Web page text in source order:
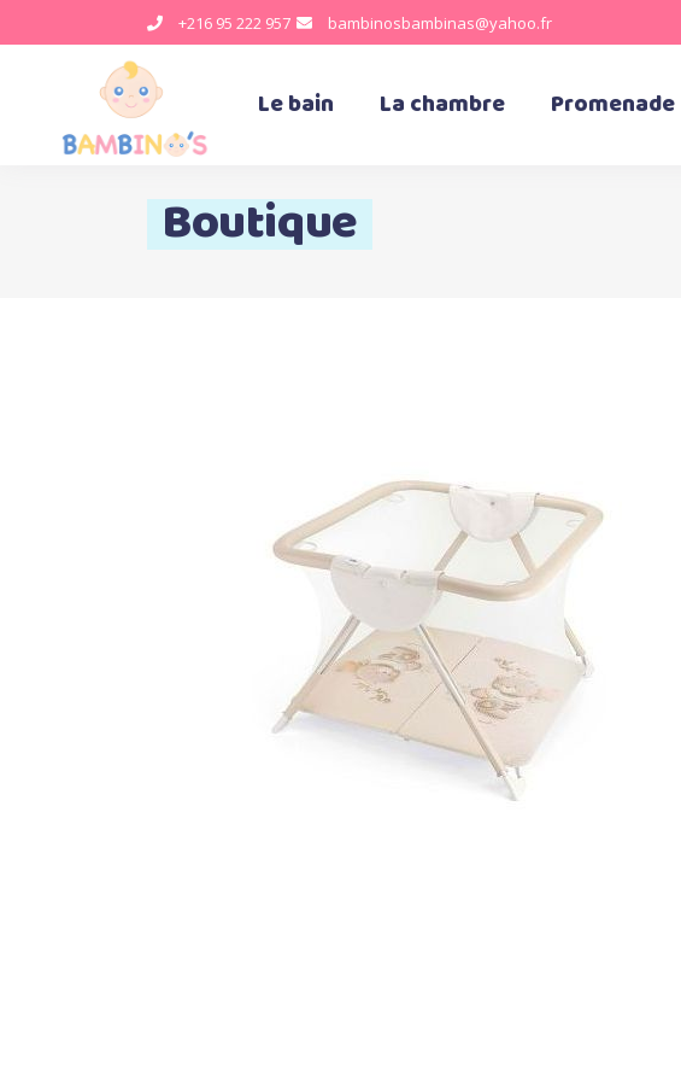
+216 95 222 957 bambinosbambinas@yahoo.fr
Le bain La chambre Promenade
Boutique